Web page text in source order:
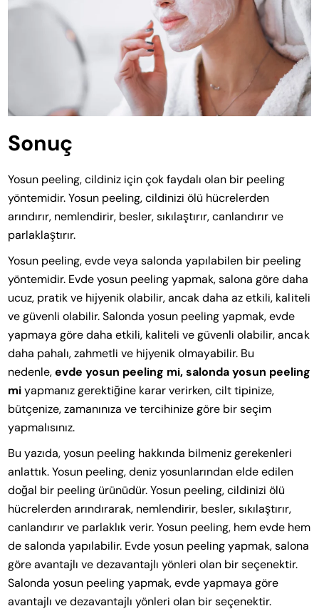
Sonuç
Yosun peeling, cildiniz için çok faydalı olan bir peeling
yöntemidir. Yosun peeling, cildinizi ölü hücrelerden
arındırır, nemlendirir, besler, sıkılaştırır, canlandırır ve
parlaklaştırır.
Yosun peeling, evde veya salonda yapılabilen bir peeling
yöntemidir. Evde yosun peeling yapmak, salona göre daha
ucuz, pratik ve hijyenik olabilir, ancak daha az etkili, kaliteli
ve güvenli olabilir. Salonda yosun peeling yapmak, evde
yapmaya göre daha etkili, kaliteli ve güvenli olabilir, ancak
daha pahalı, zahmetli ve hijyenik olmayabilir. Bu
nedenle,evde yosun peeling mi, salonda yosun peeling
miyapmanız gerektiğine karar verirken, cilt tipinize,
bütçenize, zamanınıza ve tercihinize göre bir seçim
yapmalısınız.
Bu yazıda, yosun peeling hakkında bilmeniz gerekenleri
anlattık. Yosun peeling, deniz yosunlarından elde edilen
doğal bir peeling ürünüdür. Yosun peeling, cildinizi ölü
hücrelerden arındırarak, nemlendirir, besler, sıkılaştırır,
canlandırır ve parlaklık verir. Yosun peeling, hem evde hem
de salonda yapılabilir. Evde yosun peeling yapmak, salona
göre avantajlı ve dezavantajlı yönleri olan bir seçenektir.
Salonda yosun peeling yapmak, evde yapmaya göre
avantajlı ve dezavantajlı yönleri olan bir seçenektir.